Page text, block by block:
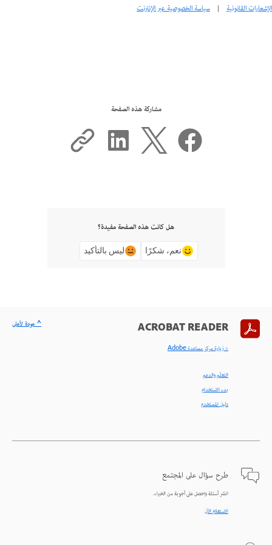
الإشعارات القانونية | سياسة الخصوصية عبر الإنترنت
مشاركة هذه الصفحة
هل كانت هذه الصفحة مفيدة؟
نعم، شكرًا ليس بالتأكيد
ACROBAT READER
< زيارة مركز مساعدة Adobe
التعلّم والدعم
بدء الاستخدام
دليل المستخدم
طرح سؤال على المجتمع
انشر أسئلة واحصل على أجوبة من الخبراء.
الاستعلام الآن
^ عودة لأعلى